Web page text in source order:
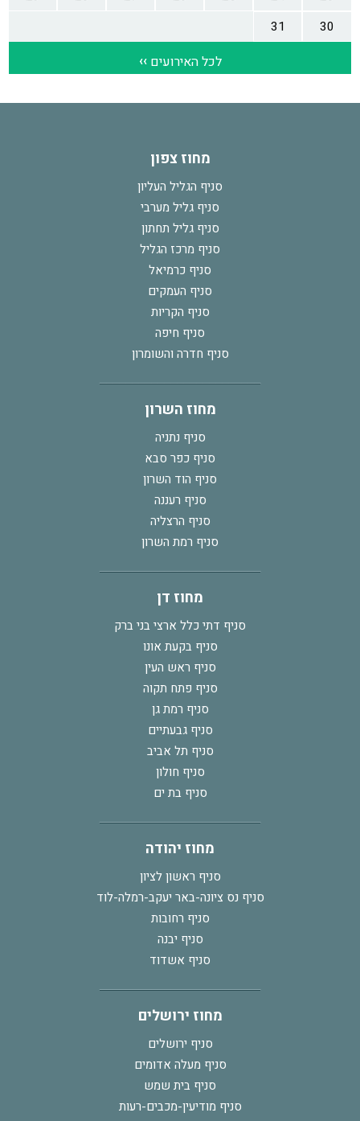
מחוז צפון
סניף הגליל העליון
סניף גליל מערבי
סניף גליל תחתון
סניף מרכז הגליל
סניף כרמיאל
סניף העמקים
סניף הקריות
סניף חיפה
סניף חדרה והשומרון
מחוז השרון
סניף נתניה
סניף כפר סבא
סניף הוד השרון
סניף רעננה
סניף הרצליה
סניף רמת השרון
מחוז דן
סניף דתי כלל ארצי בני ברק
סניף בקעת אונו
סניף ראש העין
סניף פתח תקוה
סניף רמת גן
סניף גבעתיים
סניף תל אביב
סניף חולון
סניף בת ים
מחוז יהודה
סניף ראשון לציון
סניף נס ציונה-באר יעקב-רמלה-לוד
סניף רחובות
סניף יבנה
סניף אשדוד
מחוז ירושלים
סניף ירושלים
סניף מעלה אדומים
סניף בית שמש
סניף מודיעין-מכבים-רעות